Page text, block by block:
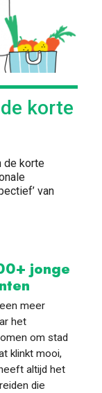
korte
de korte
van
jonge
meer
het
om stad
klinkt mooi,
altijd het
die